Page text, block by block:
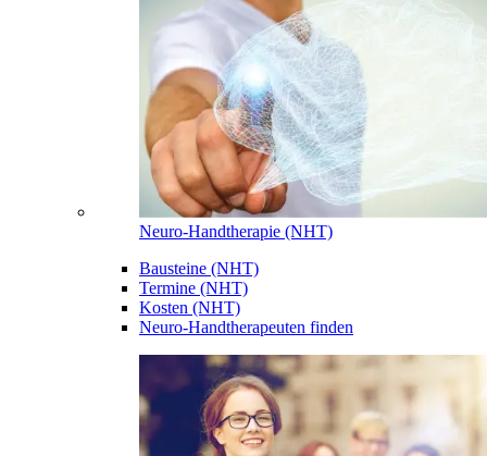
Neuro-Handtherapie (NHT)
Bausteine (NHT)
Termine (NHT)
Kosten (NHT)
Neuro-Handtherapeuten finden